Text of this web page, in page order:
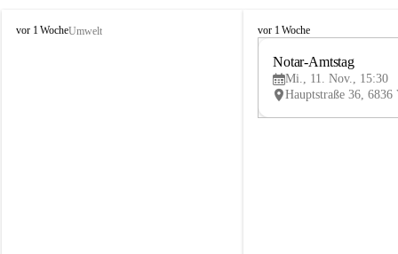
V
vor 1 WocheUmwelt
V
vor 1 Woche
Notar-Amtstag
Mi., 11. Nov., 15:30